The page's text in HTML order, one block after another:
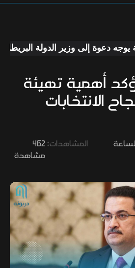
دعوة إلى وزير الدولة البريطاني
أهمية تهيئة
الانتخابات
2025 الساعة
المشاهدات:462
مشاهدة